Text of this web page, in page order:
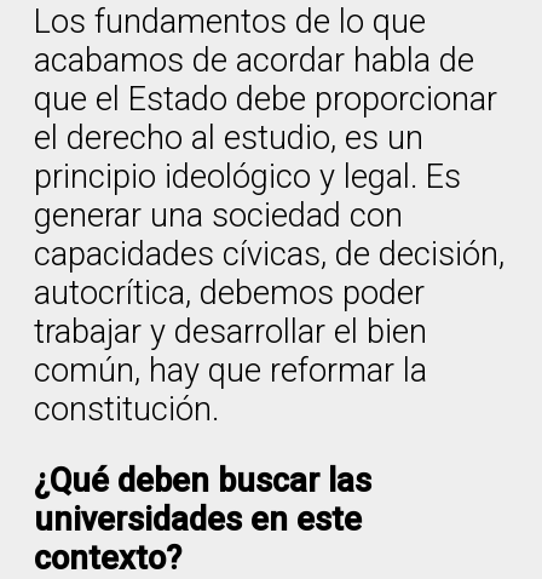
Los fundamentos de lo que
acabamos de acordar habla de
que el Estado debe proporcionar
el derecho al estudio, es un
principio ideológico y legal. Es
generar una sociedad con
capacidades cívicas, de decisión,
autocrítica, debemos poder
trabajar y desarrollar el bien
común, hay que reformar la
constitución.
¿Qué deben buscar las
universidades en este
contexto?